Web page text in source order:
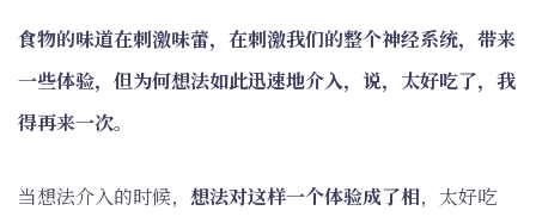
食物的味道在刺激味蕾，在刺激我们的整个神经系统，带来
一些体验，但为何想法如此迅速地介入，说，太好吃了，我
得再来一次。
当想法介入的时候， 想法对这样一个体验成了相，太好吃